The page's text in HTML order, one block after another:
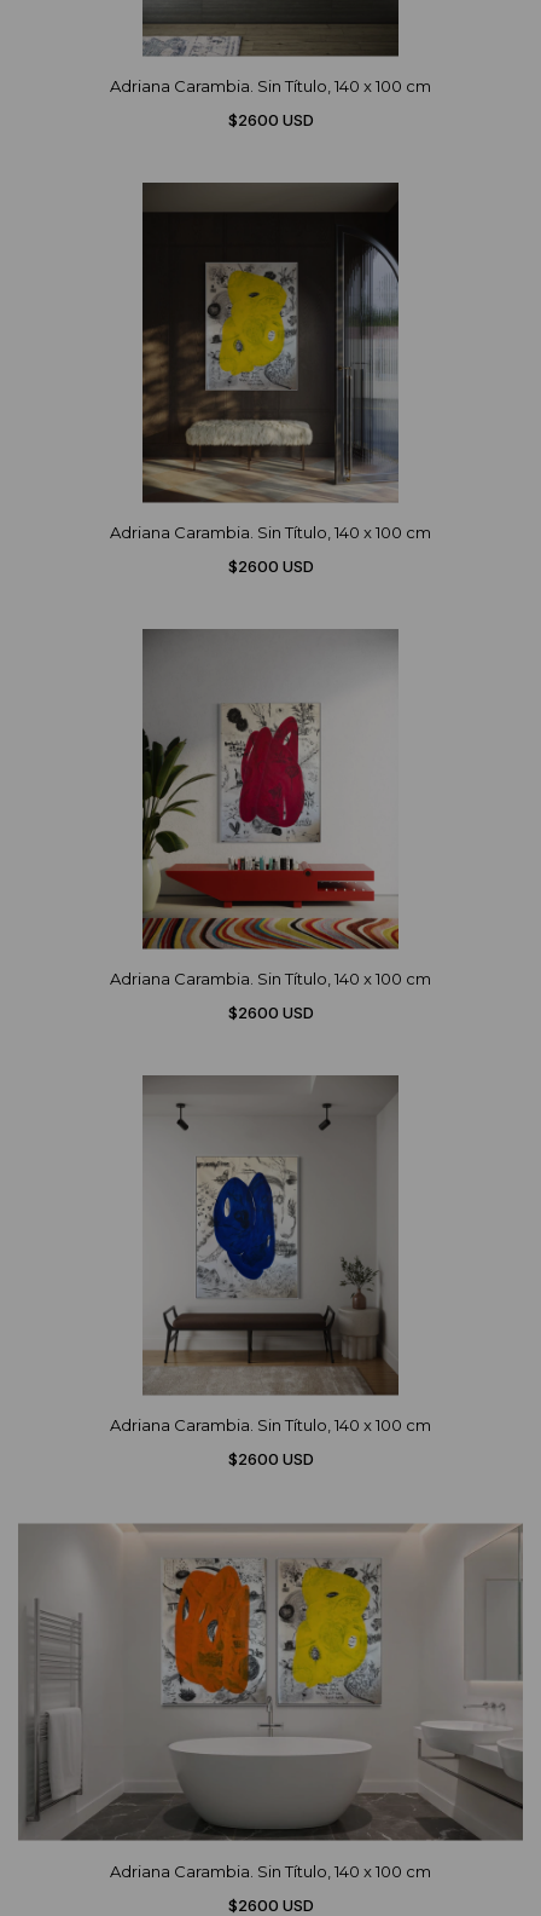
Adriana Carambia. Sin Título, 140 x 100 cm
$2600 USD
Adriana Carambia. Sin Título, 140 x 100 cm
$2600 USD
Adriana Carambia. Sin Título, 140 x 100 cm
$2600 USD
Adriana Carambia. Sin Título, 140 x 100 cm
$2600 USD
Adriana Carambia. Sin Título, 140 x 100 cm
$2600 USD